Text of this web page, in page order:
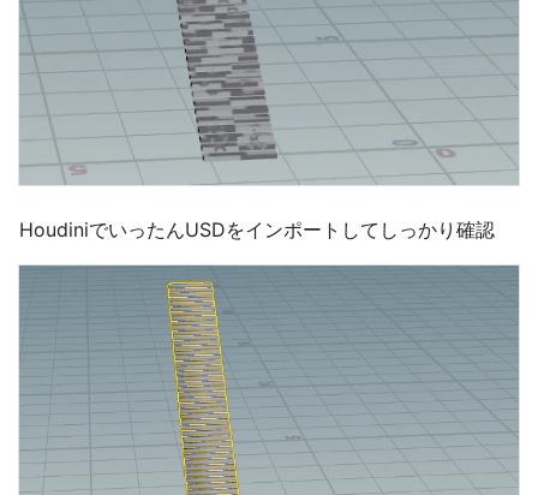
HoudiniでいったんUSDをインポートしてしっかり確認